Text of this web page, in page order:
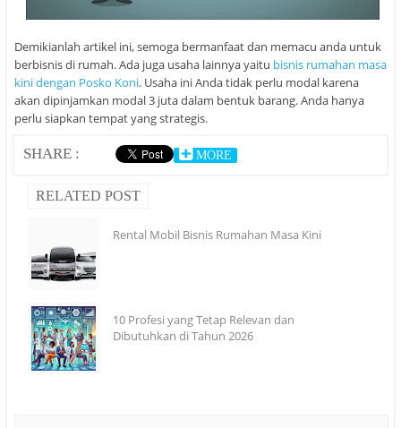
Demikianlah artikel ini, semoga bermanfaat dan memacu anda untuk
berbisnis di rumah. Ada juga usaha lainnya yaitu bisnis rumahan masa
kini dengan Posko Koni. Usaha ini Anda tidak perlu modal karena
akan dipinjamkan modal 3 juta dalam bentuk barang. Anda hanya
perlu siapkan tempat yang strategis.
SHARE : MORE
RELATED POST
Rental Mobil Bisnis Rumahan Masa Kini
10 Profesi yang Tetap Relevan dan
Dibutuhkan di Tahun 2026